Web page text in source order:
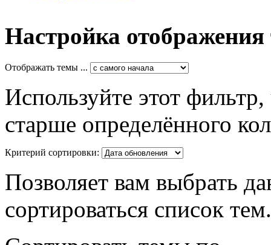
Настройка отображения
Отображать темы ...
Используйте этот
старше определённого
Критерий сортировки:
Позволяет вам выбрать
сортироваться список тем.